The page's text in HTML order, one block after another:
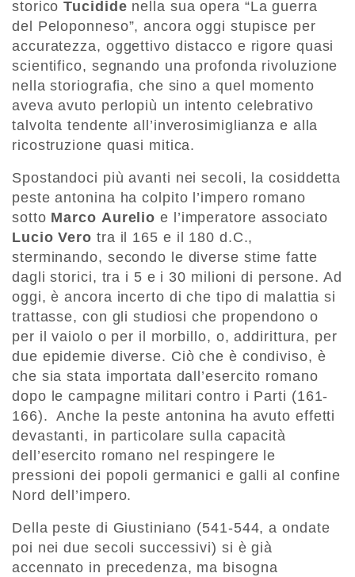
storicoTucidide nella sua opera “La guerra
del Peloponneso”, ancora oggi stupisce per
accuratezza, oggettivo distacco e rigore quasi
scientifico, segnando una profonda rivoluzione
nella storiografia, che sino a quel momento
aveva avuto perlopiù un intento celebrativo
talvolta tendente all’inverosimiglianza e alla
ricostruzione quasi mitica.
Spostandoci più avanti nei secoli, la cosiddetta
peste antonina ha colpito l’impero romano
sotto Marco Aurelio e l’imperatore associato
Lucio Vero tra il 165 e il 180 d.C.,
sterminando, secondo le diverse stime fatte
dagli storici, tra i 5 e i 30 milioni di persone. Ad
oggi, è ancora incerto di che tipo di malattia si
trattasse, con gli studiosi che propendono o
per il vaiolo o per il morbillo, o, addirittura, per
due epidemie diverse. Ciò che è condiviso, è
che sia stata importata dall’esercito romano
dopo le campagne militari contro i Parti (161-
166). Anche la peste antonina ha avuto effetti
devastanti, in particolare sulla capacità
dell’esercito romano nel respingere le
pressioni dei popoli germanici e galli al confine
Nord dell’impero.
Della peste di Giustiniano (541-544, a ondate
poi nei due secoli successivi) si è già
accennato in precedenza, ma bisogna